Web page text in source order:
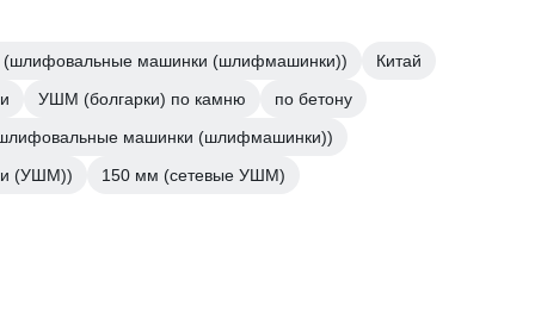
(шлифовальные машинки (шлифмашинки))
Китай
УШМ (болгарки) по камню
по бетону
машинки (шлифмашинки))
(УШМ))
150 мм (сетевые УШМ)